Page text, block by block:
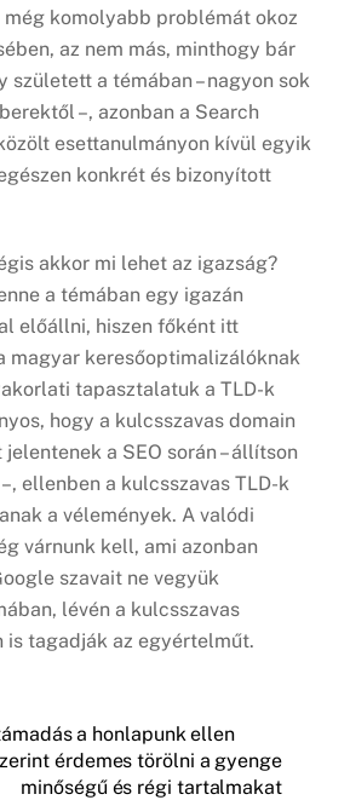
komolyabb problémát okoz
az nem más, minthogy bár
született a témában – nagyon sok
–, azonban a Search
esettanulmányon kívül egyik
konkrét és bizonyított
akkor mi lehet az igazság?
a témában egy igazán
előállni, hiszen főként itt
magyar keresőoptimalizálóknak
tapasztalatuk a TLD-k
hogy a kulcsszavas domain
a SEO során – állítson
ellenben a kulcsszavas TLD-k
a vélemények. A valódi
várnunk kell, ami azonban
szavait ne vegyük
lévén a kulcsszavas
is tagadják az egyértelműt.
a honlapunk ellen
érdemes törölni a gyenge
minőségű és régi tartalmakat